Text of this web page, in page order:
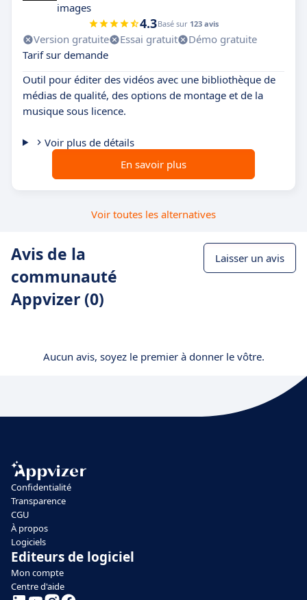
images
4.3Basé sur 123 avis
Version gratuite Essai gratuit
Démo gratuite
Tarif sur demande
Outil pour éditer des vidéos avec une bibliothèque de
médias de qualité, des options de montage et de la
musique sous licence.
Voir plus de détails
En savoir plus
Voir toutes les alternatives
Avis de la
communauté
Appvizer (0)
Laisser un avis
Aucun avis, soyez le premier à donner le vôtre.
Confidentialité
Transparence
CGU
À propos
Logiciels
Editeurs de logiciel
Mon compte
Centre d'aide